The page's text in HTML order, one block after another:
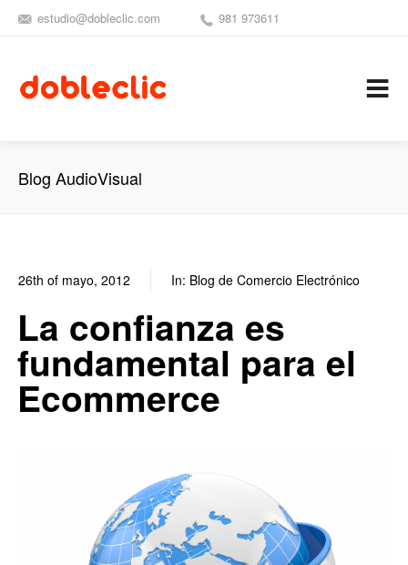
estudio@dobleclic.com 981 973611
Blog AudioVisual
26th of mayo, 2012 In: Blog de Comercio Electrónico
La confianza es
fundamental para el
Ecommerce